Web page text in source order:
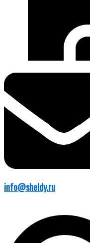
info@sheldy.ru